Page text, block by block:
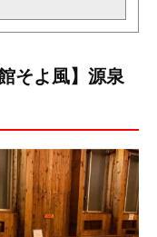
そよ風】源泉